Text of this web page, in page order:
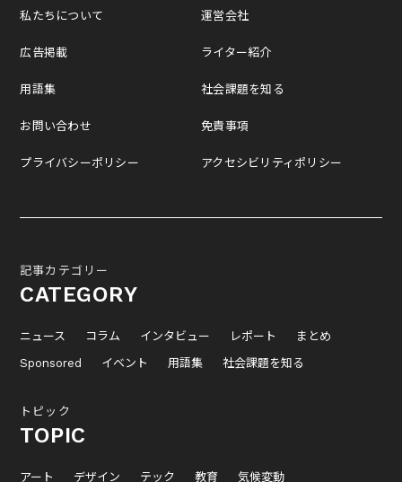
私たちについて
広告掲載
用語集
お問い合わせ
プライバシーポリシー
運営会社
ライター紹介
社会課題を知る
免責事項
アクセシビリティポリシー
記事カテゴリー
CATEGORY
ニュース コラム インタビュー レポート
まとめ
Sponsored
イベント 用語集 社会課題を知る
トピック
TOPIC
アート デザイン テック 教育 気候変動